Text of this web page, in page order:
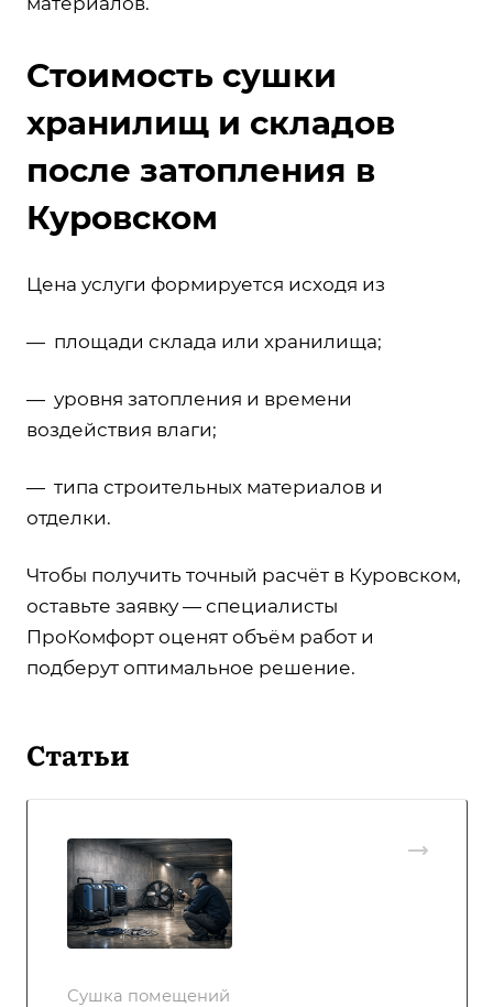
Стоимость сушки
хранилищ и складов
после затопления в
Куровском
Цена услуги формируется исходя из
— площади склада или хранилища;
— уровня затопления и времени
воздействия влаги;
— типа строительных материалов и
отделки.
Чтобы получить точный расчёт в Куровском,
оставьте заявку — специалисты
ПроКомфорт оценят объём работ и
подберут оптимальное решение.
Статьи
Сушка помещений